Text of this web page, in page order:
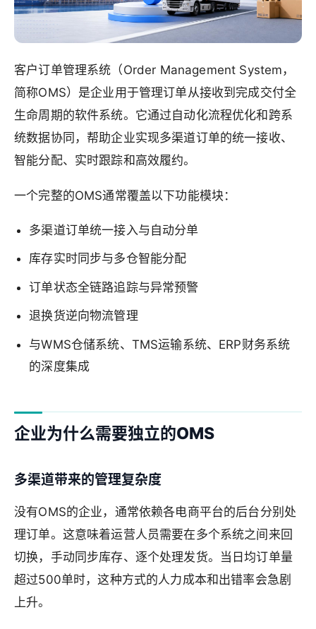
客户订单管理系统（Order Management System，
简称OMS）是企业用于管理订单从接收到完成交付全
生命周期的软件系统。它通过自动化流程优化和跨系
统数据协同，帮助企业实现多渠道订单的统一接收、
智能分配、实时跟踪和高效履约。
一个完整的OMS通常覆盖以下功能模块：
多渠道订单统一接入与自动分单
库存实时同步与多仓智能分配
订单状态全链路追踪与异常预警
退换货逆向物流管理
与WMS仓储系统、TMS运输系统、ERP财务系统
的深度集成
企业为什么需要独立的OMS
多渠道带来的管理复杂度
没有OMS的企业，通常依赖各电商平台的后台分别处
理订单。这意味着运营人员需要在多个系统之间来回
切换，手动同步库存、逐个处理发货。当日均订单量
超过500单时，这种方式的人力成本和出错率会急剧
上升。